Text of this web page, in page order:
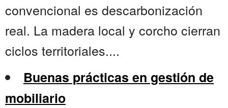
convencional es descarbonización
real. La madera local y corcho cierran
ciclos territoriales....
Buenas prácticas en gestión de
mobiliario